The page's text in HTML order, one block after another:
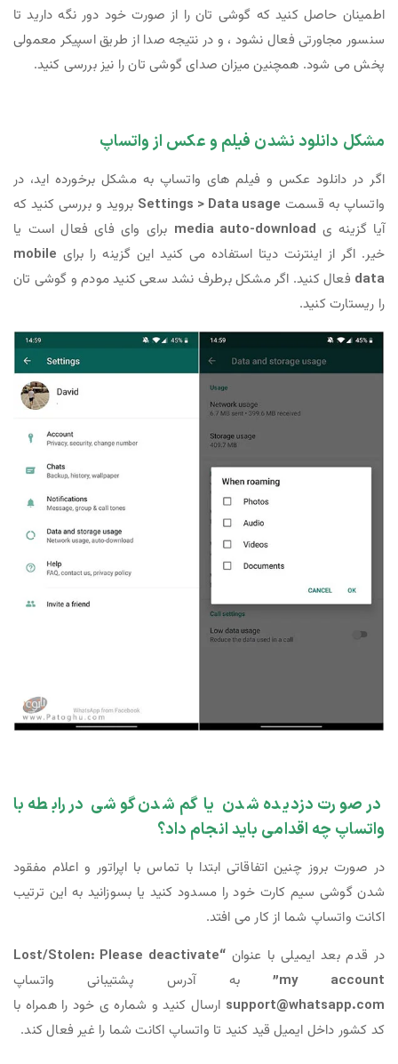
اطمینان حاصل کنید که گوشی تان را از صورت خود دور نگه دارید تا
سنسور مجاورتی فعال نشود ، و در نتیجه صدا از طریق اسپیکر معمولی
پخش می شود. همچنین میزان صدای گوشی تان را نیز بررسی کنید.
مشکل دانلود نشدن فیلم و عکس از واتساپ
اگر در دانلود عکس و فیلم های واتساپ به مشکل برخورده اید، در
واتساپ به قسمت Settings > Data usage بروید و بررسی کنید که
آیا گزینه ی media auto-download برای وای فای فعال است یا
خیر. اگر از اینترنت دیتا استفاده می کنید این گزینه را برای mobile
data فعال کنید. اگر مشکل برطرف نشد سعی کنید مودم و گوشی تان
را ریستارت کنید.
در صورت دزدیده شدن یا گم شدن گوشی در رابطه با
واتساپ چه اقدامی باید انجام داد؟
در صورت بروز چنین اتفاقاتی ابتدا با تماس با اپراتور و اعلام مفقود
شدن گوشی سیم کارت خود را مسدود کنید یا بسوزانید به این ترتیب
اکانت واتساپ شما از کار می افتد.
در قدم بعد ایمیلی با عنوان “Lost/Stolen: Please deactivate
my account” به آدرس پشتیبانی واتساپ
support@whatsapp.com ارسال کنید و شماره ی خود را همراه با
کد کشور داخل ایمیل قید کنید تا واتساپ اکانت شما را غیر فعال کند.